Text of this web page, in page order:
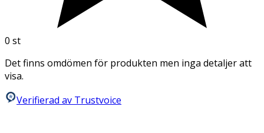
0 st
Det finns omdömen för produkten men inga detaljer att
visa.
Verifierad av Trustvoice